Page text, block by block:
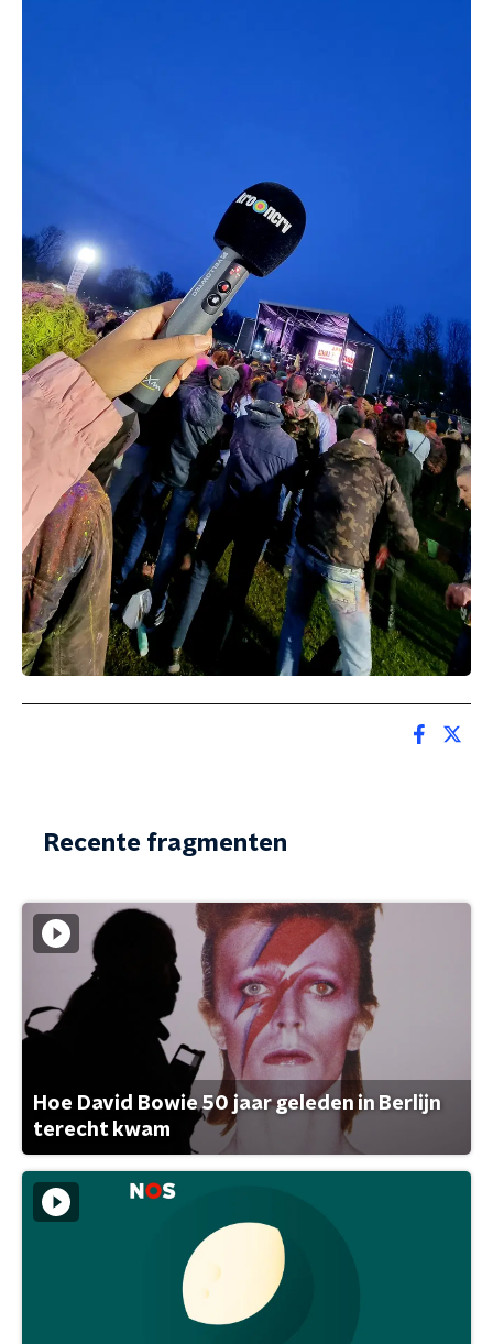
Recente fragmenten
Hoe David Bowie 50 jaar geleden in Berlijn
terecht kwam